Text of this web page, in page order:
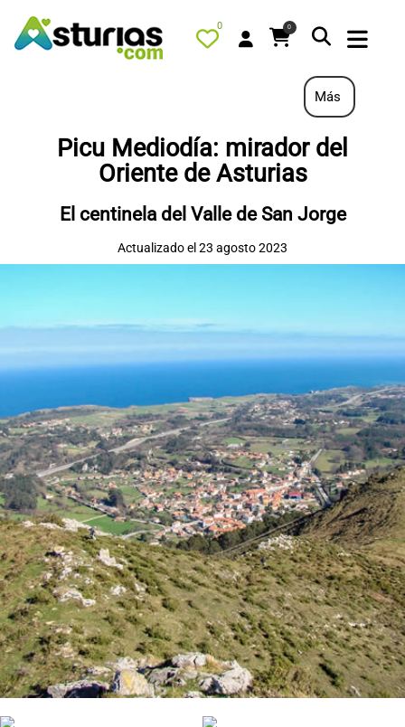
0 0
PORTADA
RESTAURANTES
TIENDA
AGENDA
OFERTAS
CONTACTO
Más
Picu Mediodía: mirador del
Oriente de Asturias
El centinela del Valle de San Jorge
Actualizado el 23 agosto 2023